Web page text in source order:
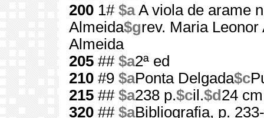
200 1# $aA viola de arame
Almeida$grev. Maria
Almeida
205 ## $a2ª ed
210 #9 $aPonta Delgada$c
215 ## $a238 p.$cil.$d 24 cm
320 ## $aBibliografia, p.